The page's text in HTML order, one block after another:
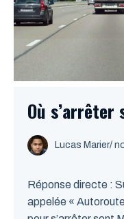
Où
Lucas Marier/
Réponse directe :
appelée «